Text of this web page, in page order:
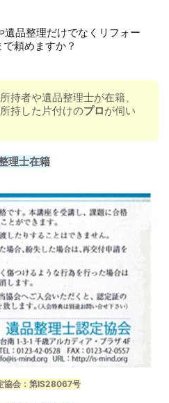
品整理だけでなくリフォー
頼めますか？
持者や遺品整理士が在籍、
持した片付けのプロが伺い
理士在籍
協会：第IS28067号